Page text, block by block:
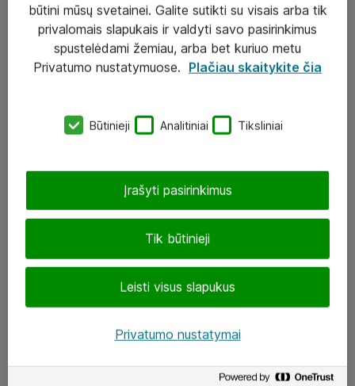
Sprendimai
Įgyvendinti projektai
Atea ekspertų patarimai verslui
UAB „ATEA“
J. Rutkausko g. 6, Vilnius
Atea kontaktai
Aplankykite mus
būtini mūsų svetainei. Galite sutikti su visais arba tik
privalomais slapukais ir valdyti savo pasirinkimus
spustelėdami žemiau, arba bet kuriuo metu
Privatumo nustatymuose. Plačiau skaitykite čia
Būtinieji Analitiniai Tiksliniai
Tik būtinieji
Leisti visus slapukus
Įrašyti pasirinkimus
Privatumo nustatymai